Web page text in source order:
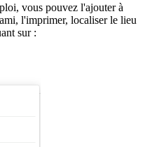
vous pouvez l'ajouter à
l'imprimer, localiser le lieu
sur :